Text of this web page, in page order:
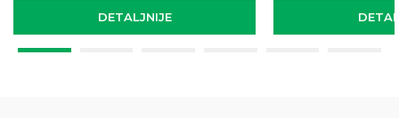
DETALJNIJE